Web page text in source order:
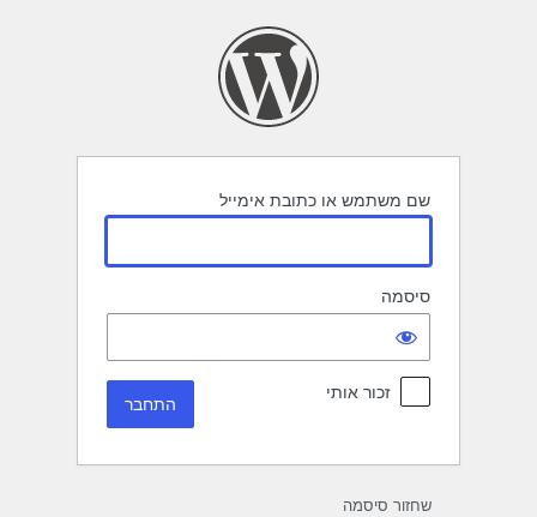
שם משתמש או כתובת אימייל
סיסמה
זכור אותי
שחזור סיסמה